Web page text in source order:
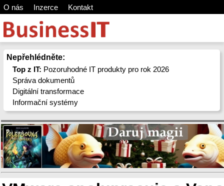
O nás Inzerce Kontakt
Nepřehlédněte:
Top z IT: Pozoruhodné IT produkty pro rok 2026
Správa dokumentů
Digitální transformace
Informační systémy